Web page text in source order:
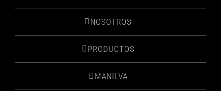
NOSOTROS
PRODUCTOS
MANILVA